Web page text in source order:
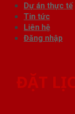
Dự án thực tế
Tin tức
Liên hệ
Đăng nhập
ĐẶT